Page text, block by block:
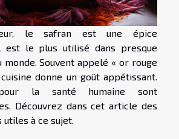
le safran est une épice
est le plus utilisé dans presque
monde. Souvent appelé « or rouge
donne un goût appétissant.
la santé humaine sont
Découvrez dans cet article des
à ce sujet.